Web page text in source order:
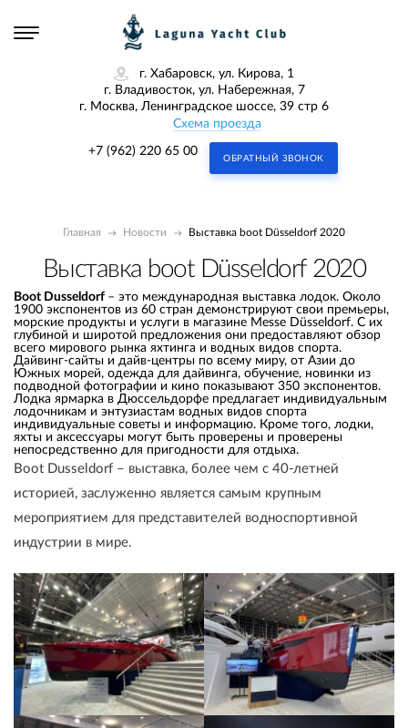
г. Хабаровск, ул. Кирова, 1
г. Владивосток, ул. Набережная, 7
г. Москва, Ленинградское шоссе, 39 стр 6
Схема проезда
+7 (962) 220 65 00
ОБРАТНЫЙ ЗВОНОК
Главная Новости Bыставка boot Düsseldorf 2020
Bыставка boot Düsseldorf 2020
Boot Dusseldorf – это международная выставка лодок. Около
1900 экспонентов из 60 стран демонстрируют свои премьеры,
морские продукты и услуги в магазине Messe Düsseldorf. С их
глубиной и широтой предложения они предоставляют обзор
всего мирового рынка яхтинга и водных видов спорта.
Дайвинг-сайты и дайв-центры по всему миру, от Азии до
Южных морей, одежда для дайвинга, обучение, новинки из
подводной фотографии и кино показывают 350 экспонентов.
Лодка ярмарка в Дюссельдорфе предлагает индивидуальным
лодочникам и энтузиастам водных видов спорта
индивидуальные советы и информацию. Кроме того, лодки,
яхты и аксессуары могут быть проверены и проверены
непосредственно для пригодности для отдыха.
Boot Dusseldorf – выставка, более чем с 40-летней
историей, заслуженно является самым крупным
мероприятием для представителей водноспортивной
индустрии в мире.